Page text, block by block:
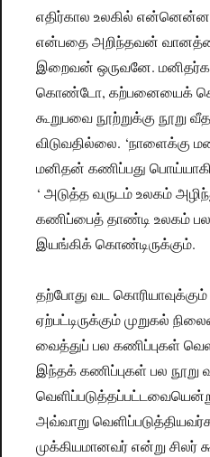
எதிர்கால உலகில் என்னென்ன
என்பதை அறிந்தவன்
இறைவன் ஒருவனே.
கொண்டோ, கற்பனையைக்
கூறுபவை நூற்றுக்கு நூறு
விடுவதில்லை. ‘நாளைக்கு
மனிதன் கணிப்பது
‘ அடுத்த வருடம் உலகம்
கணிப்பைத் தாண்டி உலகம்
இயங்கிக் கொண்டிருக்கும்.
தற்போது வட
ஏற்பட்டிருக்கும் முறுகல்
வைத்துப் பல கணிப்புகள்
இந்தக் கணிப்புகள் பல நூறு
அவ்வாறு
முக்கியமானவர் என்று சிலர்